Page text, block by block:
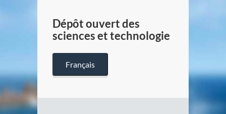
Dépôt ouvert des
sciences et technologie
Français